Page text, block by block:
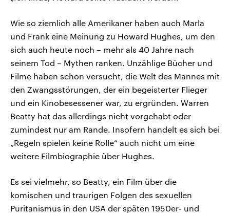
Wie so ziemlich alle Amerikaner haben auch Marla
und Frank eine Meinung zu Howard Hughes, um den
sich auch heute noch – mehr als 40 Jahre nach
seinem Tod – Mythen ranken. Unzählige Bücher und
Filme haben schon versucht, die Welt des Mannes mit
den Zwangsstörungen, der ein begeisterter Flieger
und ein Kinobesessener war, zu ergründen. Warren
Beatty hat das allerdings nicht vorgehabt oder
zumindest nur am Rande. Insofern handelt es sich bei
„Regeln spielen keine Rolle“ auch nicht um eine
weitere Filmbiographie über Hughes.
Es sei vielmehr, so Beatty, ein Film über die
komischen und traurigen Folgen des sexuellen
Puritanismus in den USA der späten 1950er- und